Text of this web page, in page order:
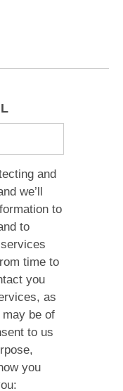
and
we’ll
to
to
time to
you
as
be of
to us
you